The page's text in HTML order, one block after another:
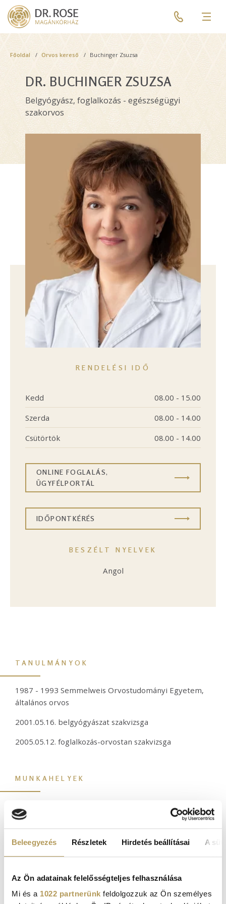
Beleegyezés Részletek Hirdetés beállításai A
Az Ön adatainak felelősségteljes felhasználása
Mi és a 1022 partnerünk feldolgozzuk az Ön személyes
Skip
main
Pre
header
menu
Breadcrumb
Főoldal Orvos kereső Buchinger Zsuzsa
DR. BUCHINGER ZSUZSA
Belgyógyász, foglalkozás - egészségügyi
szakorvos
TANULMÁNYOK
1987 - 1993 Semmelweis Orvostudományi Egyetem,
általános orvos
2001.05.16. belgyógyászat szakvizsga
2005.05.12. foglalkozás-orvostan szakvizsga
MUNKAHELYEK
1993 - 1998 Fővárosi Bajcsy Zsilinszky Kórház
Gastroenterológia osztály általános orvos
1998 - 2003 Budai MÁV Kórház Belgyógyászati ill.
Adjuváns Therápiás osztály osztályos orvos
egészségügy szakrendelés szakorvosa
2014 - jelenleg Dr Rose Magánkórház, belgyógyászat,
RENDELÉSI IDŐ
Kedd
08.00 - 15.00
Szerda
08.00 - 14.00
Csütörtök
08.00 - 14.00
ONLINE FOGLALÁS,
ÜGYFÉLPORTÁL
IDŐPONTKÉRÉS
BESZÉLT NYELVEK
Angol